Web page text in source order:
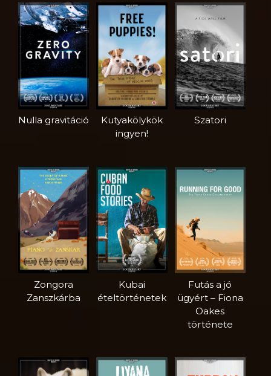
Nulla gravitáció
Kutyakölykök
ingyen!
Szatori
Zongora
Zanszkárba
Kubai
ételtörténetek
Futás a jó
ügyért – Fiona
Oakes
története